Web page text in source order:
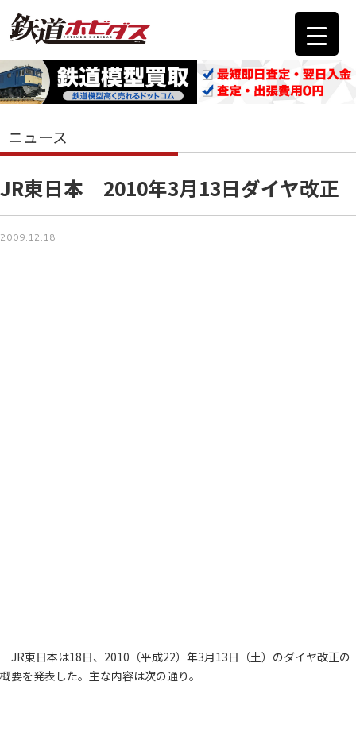
ニュース
JR東日本 2010年3月13日ダイヤ改正
2009.12.18
JR東日本は18日、2010（平成22）年3月13日（土）のダイヤ改正の
概要を発表した。主な内容は次の通り。